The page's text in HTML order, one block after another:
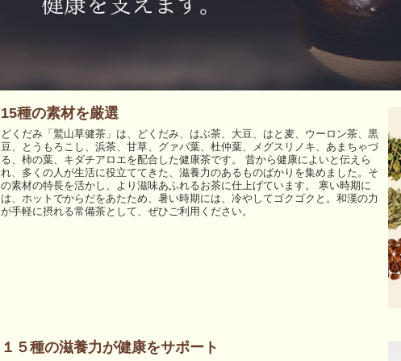
15種の素材を厳選
どくだみ「鷲山草健茶」は、どくだみ、はぶ茶、大豆、はと麦、ウーロン茶、黒
豆、とうもろこし、浜茶、甘草、グァバ葉、杜仲葉、メグスリノキ、あまちゃづ
る、柿の葉、キダチアロエを配合した健康茶です。 昔から健康によいと伝えら
れ、多くの人が生活に役立ててきた、滋養力のあるものばかりを集めました。そ
の素材の特長を活かし、より滋味あふれるお茶に仕上げています。 寒い時期に
は、ホットでからだをあたため、暑い時期には、冷やしてゴクゴクと。和漢の力
が手軽に摂れる常備茶として、ぜひご利用ください。
１５種の滋養力が健康をサポート